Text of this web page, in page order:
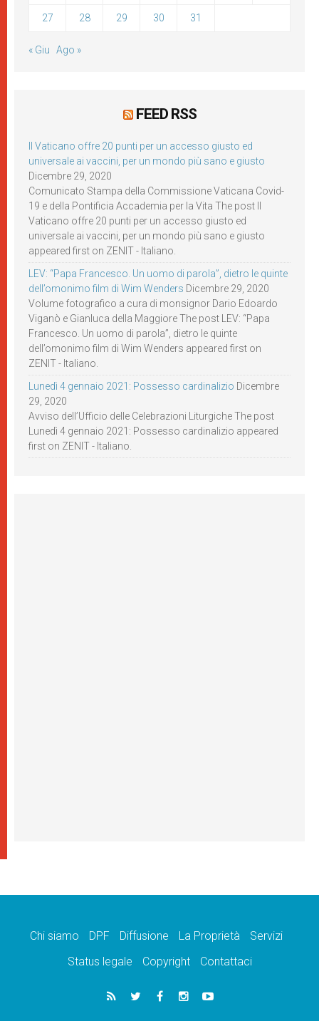
27 28 29 30 31
« Giu Ago »
FEED RSS
Il Vaticano offre 20 punti per un accesso giusto ed
universale ai vaccini, per un mondo più sano e giusto
Dicembre 29, 2020
Comunicato Stampa della Commissione Vaticana Covid-
19 e della Pontificia Accademia per la Vita The post Il
Vaticano offre 20 punti per un accesso giusto ed
universale ai vaccini, per un mondo più sano e giusto
appeared first on ZENIT - Italiano.
LEV: “Papa Francesco. Un uomo di parola”, dietro le quinte
dell’omonimo film di Wim Wenders Dicembre 29, 2020
Volume fotografico a cura di monsignor Dario Edoardo
Viganò e Gianluca della Maggiore The post LEV: “Papa
Francesco. Un uomo di parola”, dietro le quinte
dell’omonimo film di Wim Wenders appeared first on
ZENIT - Italiano.
Lunedì 4 gennaio 2021: Possesso cardinalizio Dicembre
29, 2020
Avviso dell’Ufficio delle Celebrazioni Liturgiche The post
Lunedì 4 gennaio 2021: Possesso cardinalizio appeared
first on ZENIT - Italiano.
Chi siamo DPF Diffusione La Proprietà
Servizi
Status legale
Copyright Contattaci